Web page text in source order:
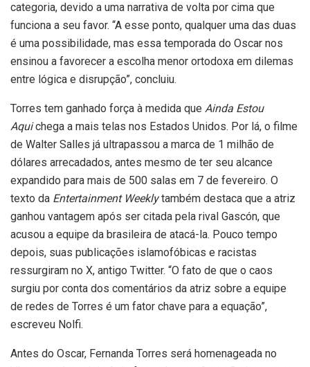
categoria, devido a uma narrativa de volta por cima que
funciona a seu favor. “A esse ponto, qualquer uma das duas
é uma possibilidade, mas essa temporada do Oscar nos
ensinou a favorecer a escolha menor ortodoxa em dilemas
entre lógica e disrupção”, concluiu.
Torres tem ganhado força à medida que Ainda Estou
Aquichega a mais telas nos Estados Unidos. Por lá, o filme
de Walter Salles já ultrapassou a marca de 1 milhão de
dólares arrecadados, antes mesmo de ter seu alcance
expandido para mais de 500 salas em 7 de fevereiro. O
texto da Entertainment Weeklytambém destaca que a atriz
ganhou vantagem após ser citada pela rival Gascón, que
acusou a equipe da brasileira de atacá-la. Pouco tempo
depois, suas publicações islamofóbicas e racistas
ressurgiram no X, antigo Twitter. “O fato de que o caos
surgiu por conta dos comentários da atriz sobre a equipe
de redes de Torres é um fator chave para a equação”,
escreveu Nolfi.
Antes do Oscar, Fernanda Torres será homenageada no